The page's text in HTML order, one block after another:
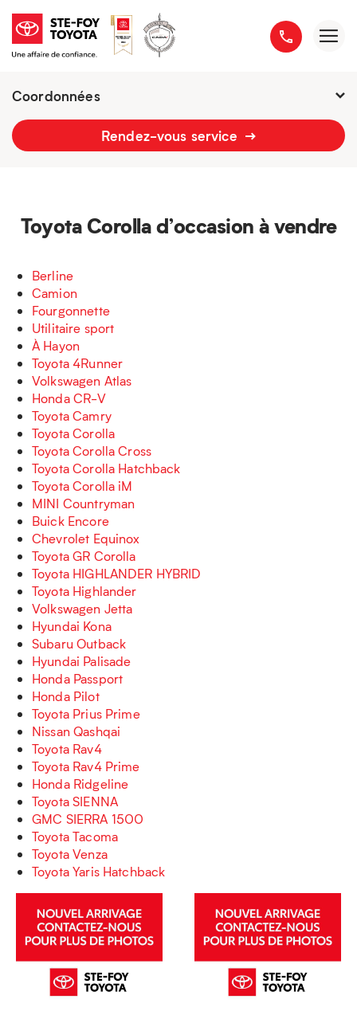
Coordonnées
Présentement ouvert jusqu'à 21h
Rendez-vous service
Toyota Corolla d’occasion à vendre
Berline
Camion
Fourgonnette
Utilitaire sport
À Hayon
Toyota 4Runner
Volkswagen Atlas
Honda CR-V
Toyota Camry
Toyota Corolla
Toyota Corolla Cross
Toyota Corolla Hatchback
Toyota Corolla iM
MINI Countryman
Buick Encore
Chevrolet Equinox
Toyota GR Corolla
Toyota HIGHLANDER HYBRID
Toyota Highlander
Volkswagen Jetta
Hyundai Kona
Subaru Outback
Hyundai Palisade
Honda Passport
Honda Pilot
Toyota Prius Prime
Nissan Qashqai
Toyota Rav4
Toyota Rav4 Prime
Honda Ridgeline
Toyota SIENNA
GMC SIERRA 1500
Toyota Tacoma
Toyota Venza
Toyota Yaris Hatchback